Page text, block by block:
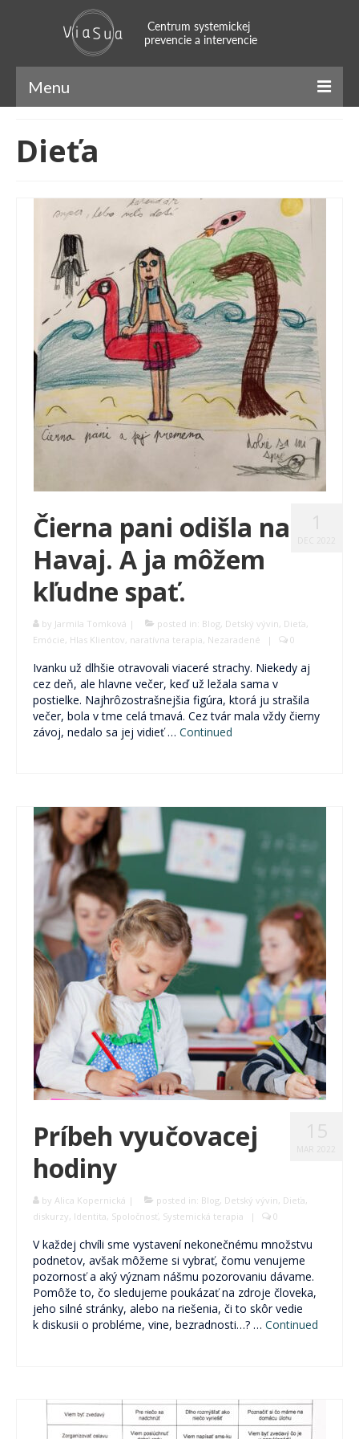
Menu
Náš príbeh
Náš tím
Naratívny prístup
SFBT
Mindfulness
Skupinová terapia
Terapeutické karty (P)o ceste k sebe.
Pocestník. Terapeutický denník.
Komunita Postmodernistov
Pomáhame
Ako pomáhame
Komu pomáhame
Oblasti pomoci
Skrotiť Draka
Kurzy
Pre verejnosť
Novinky
2% z daní pre ViaSua
Články
Odborníkom
Blog
Blog Skrotiť Draka
Kontakt
Dieťa
Čierna pani odišla na
Havaj. A ja môžem
kľudne spať.
by Jarmila Tomková | posted in: Blog, Detský vývin, Dieťa,
Emócie, Hlas Klientov, naratívna terapia, Nezaradené | 0
Ivanku už dlhšie otravovali viaceré strachy. Niekedy aj
cez deň, ale hlavne večer, keď už ležala sama v
postielke. Najhrôzostrašnejšia figúra, ktorá ju strašila
večer, bola v tme celá tmavá. Cez tvár mala vždy čierny
závoj, nedalo sa jej vidieť … Continued
Príbeh vyučovacej
hodiny
by Alica Kopernická | posted in: Blog, Detský vývin, Dieťa,
diskurzy, Identita, Spoločnosť, Systemická terapia | 0
V každej chvíli sme vystavení nekonečnému množstvu
podnetov, avšak môžeme si vybrať, čomu venujeme
pozornosť a aký význam nášmu pozorovaniu dávame.
Pomôže to, čo sledujeme poukázať na zdroje človeka,
jeho silné stránky, alebo na riešenia, či to skôr vedie
k diskusii o probléme, vine, bezradnosti…? … Continued